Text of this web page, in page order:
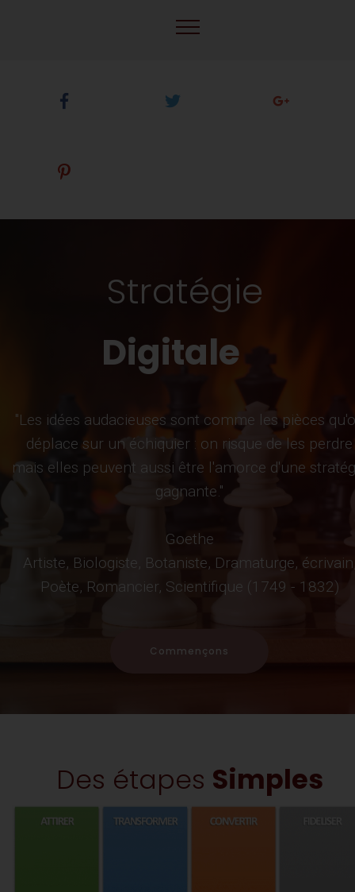
Partagez cette page
Stratégie
Digitale
"Les idées audacieuses sont comme les pièces
déplace sur un échiquier : on risque de les perdre
mais elles peuvent aussi être l'amorce d'une
gagnante."
Goethe
Artiste, Biologiste, Botaniste, Dramaturge,
Poète, Romancier, Scientifique (1749 - 1832)
Commençons
Des étapes Simples